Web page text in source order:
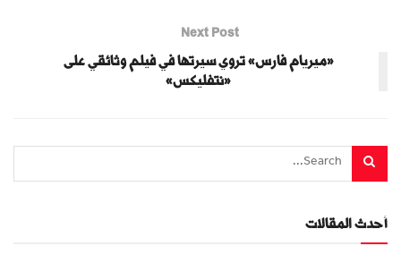
Next Post
«ميريام فارس» تروي سيرتها في فيلم وثائقي على
«نتفليكس»
أحدث المقالات